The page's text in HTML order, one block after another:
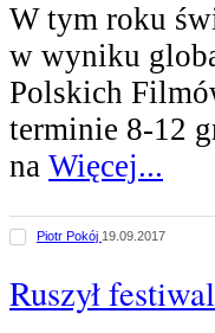
W tym roku
w wyniku
Polskich
terminie 8-12
na Więcej...
Piotr Pokój 19.09.2017
Ruszył